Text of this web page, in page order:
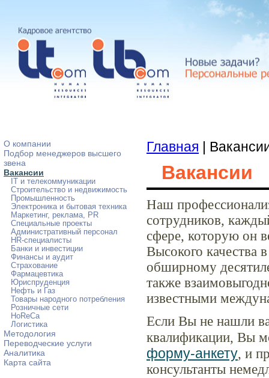
О компании
Подбор менеджеров высшего
звена
Вакансии
IT и телекоммуникации
Строительство и недвижимость
Промышленность
Электроника и бытовая техника
Маркетинг, реклама, PR
Специальные проекты
Административный персонал
HR-специалисты
Банки и инвестиции
Финансы и аудит
Страхование
Фармацевтика
Юриспруденция
Нефть и Газ
Товары народного потребления
Розничные сети
HoReCa
Логистика
Методология
Переводческие услуги
Аналитика
Карта сайта
Главная |
Вакансии
Наш
сотрудников,
сфере, которую он
Высокого качества
обширному
также
известными
Если Вы не нашли
квалификации, Вы
форму-анкету, и
консультанты